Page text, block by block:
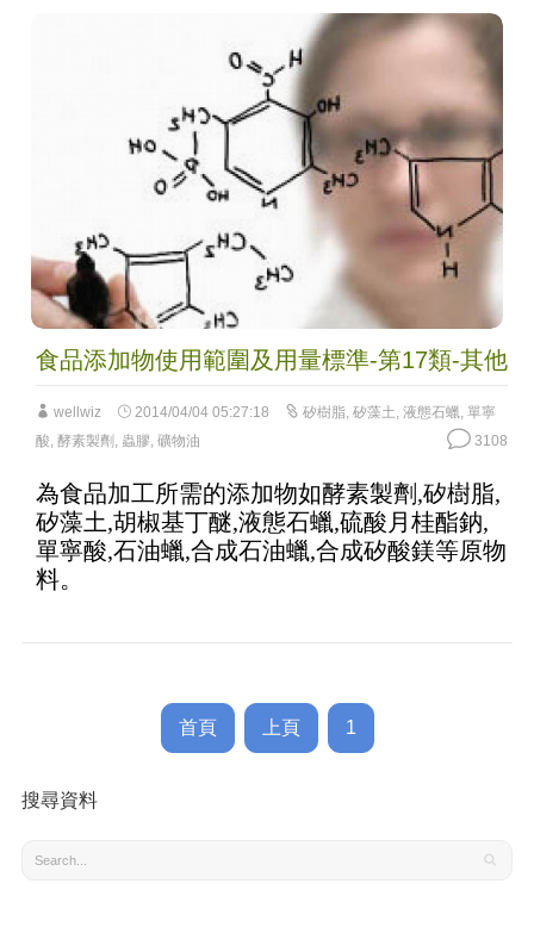
食品添加物使用範圍及用量標準-第17類-其他
wellwiz 2014/04/04 05:27:18 矽樹脂, 矽藻土 液態石蠟 單寧
酸 酵素製劑 蟲膠 礦物油 3108
為食品加工所需的添加物如酵素製劑,矽樹脂,
矽藻土,胡椒基丁醚,液態石蠟,硫酸月桂酯鈉,
單寧酸,石油蠟,合成石油蠟,合成矽酸鎂等原物
料。
首頁 上頁 1
搜尋資料